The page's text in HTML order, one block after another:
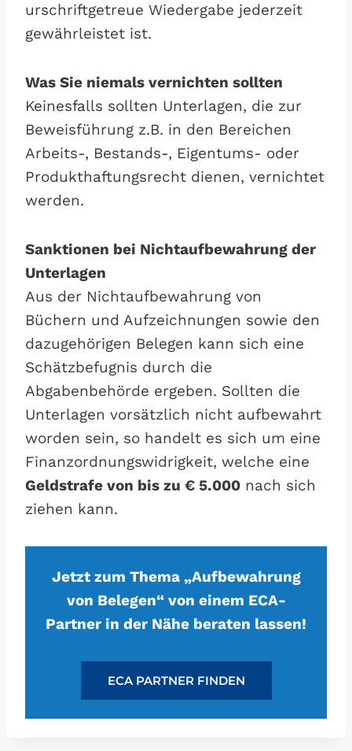
urschriftgetreue Wiedergabe jederzeit
gewährleistet ist.
Was Sie niemals vernichten sollten
Keinesfalls sollten Unterlagen, die zur
Beweisführung z.B. in den Bereichen
Arbeits-, Bestands-, Eigentums- oder
Produkthaftungsrecht dienen, vernichtet
werden.
Sanktionen bei Nichtaufbewahrung der
Unterlagen
Aus der Nichtaufbewahrung von
Büchern und Aufzeichnungen sowie den
dazugehörigen Belegen kann sich eine
Schätzbefugnis durch die
Abgabenbehörde ergeben. Sollten die
Unterlagen vorsätzlich nicht aufbewahrt
worden sein, so handelt es sich um eine
Finanzordnungswidrigkeit, welche eine
Geldstrafe von bis zu € 5.000 nach sich
ziehen kann.
Jetzt zum Thema „Aufbewahrung
von Belegen“ von einem ECA-
Partner in der Nähe beraten lassen!
ECA PARTNER FINDEN